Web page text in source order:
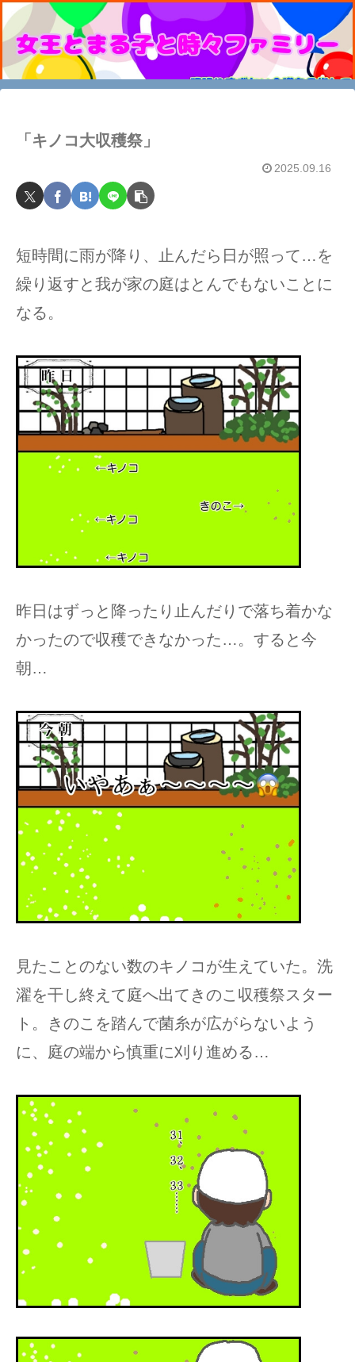
「キノコ大収穫祭」
2025.09.16
短時間に雨が降り、止んだら日が照って…を
繰り返すと我が家の庭はとんでもないことに
なる。
昨日はずっと降ったり止んだりで落ち着かな
かったので収穫できなかった…。すると今
朝…
見たことのない数のキノコが生えていた。洗
濯を干し終えて庭へ出てきのこ収穫祭スター
ト。きのこを踏んで菌糸が広がらないよう
に、庭の端から慎重に刈り進める…